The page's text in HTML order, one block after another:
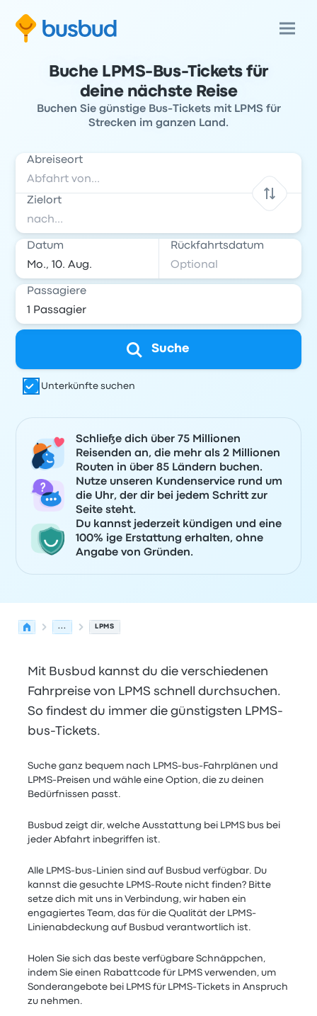
Buche LPMS-Bus-Tickets für
deine nächste Reise
Buchen Sie günstige Bus-Tickets mit LPMS für
Strecken im ganzen Land.
Abreiseort
Zielort
Datum Rückfahrtsdatum
Passagiere
Suche
Unterkünfte suchen
Schließe dich über 75 Millionen
Reisenden an, die mehr als 2 Millionen
Routen in über 85 Ländern buchen.
Nutze unseren Kundenservice rund um
die Uhr, der dir bei jedem Schritt zur
Seite steht.
Du kannst jederzeit kündigen und eine
100% ige Erstattung erhalten, ohne
Angabe von Gründen.
... LPMS
Mit Busbud kannst du die verschiedenen
Fahrpreise von LPMS schnell durchsuchen.
So findest du immer die günstigsten LPMS-
bus-Tickets.
Suche ganz bequem nach LPMS-bus-Fahrplänen und
LPMS-Preisen und wähle eine Option, die zu deinen
Bedürfnissen passt.
Busbud zeigt dir, welche Ausstattung bei LPMS bus bei
jeder Abfahrt inbegriffen ist.
Alle LPMS-bus-Linien sind auf Busbud verfügbar. Du
kannst die gesuchte LPMS-Route nicht finden? Bitte
setze dich mit uns in Verbindung, wir haben ein
engagiertes Team, das für die Qualität der LPMS-
Linienabdeckung auf Busbud verantwortlich ist.
Holen Sie sich das beste verfügbare Schnäppchen,
indem Sie einen Rabattcode für LPMS verwenden, um
Sonderangebote bei LPMS für LPMS-Tickets in Anspruch
zu nehmen.